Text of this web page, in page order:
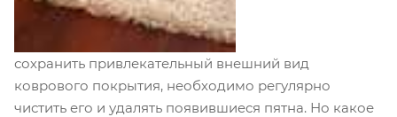
сохранить привлекательный внешний вид
коврового покрытия, необходимо регулярно
чистить его и удалять появившиеся пятна. Но какое